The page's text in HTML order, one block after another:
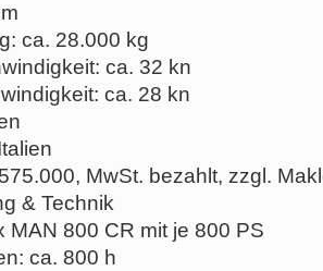
ca. 28.000 kg
ca. 32 kn
ca. 28 kn
MwSt. bezahlt, zzgl.
& Technik
MAN 800 CR mit je 800 PS
ca. 800 h